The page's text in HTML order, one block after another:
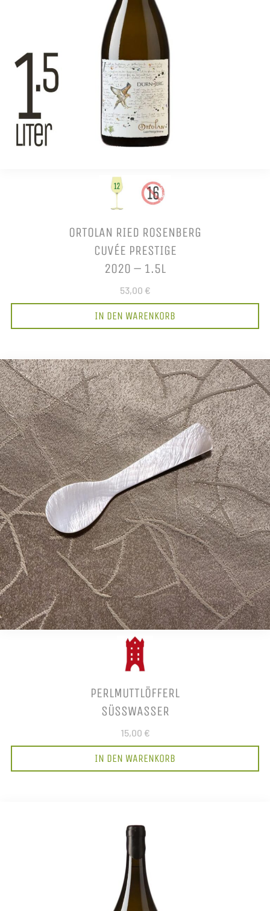
ORTOLAN RIED ROSENBERG
CUVÉE PRESTIGE
2020 – 1.5L
53,00 €
IN DEN WARENKORB
PERLMUTTLÖFFERL
SÜSSWASSER
15,00 €
IN DEN WARENKORB